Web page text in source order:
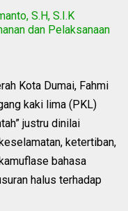
S.H, S.I.K
dan Pelaksanaan
Kota Dumai, Fahmi
kaki lima (PKL)
justru dinilai
ketertiban,
bahasa
halus terhadap